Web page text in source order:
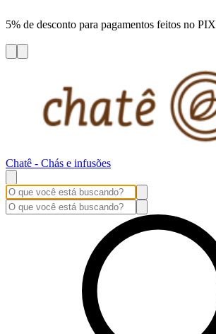
5% de desconto para pagamentos feitos no PIX
Chatê - Chás e infusões